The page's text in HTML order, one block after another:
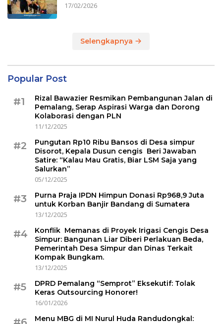
17/02/2026
Selengkapnya
Popular Post
#1
Rizal Bawazier Resmikan Pembangunan Jalan di
Pemalang, Serap Aspirasi Warga dan Dorong
Kolaborasi dengan PLN
11/12/2025
#2
Pungutan Rp10 Ribu Bansos di Desa simpur
Disorot, Kepala Dusun cengis Beri Jawaban
Satire: “Kalau Mau Gratis, Biar LSM Saja yang
Salurkan”
05/12/2025
#3
Purna Praja IPDN Himpun Donasi Rp968,9 Juta
untuk Korban Banjir Bandang di Sumatera
13/12/2025
#4
Konflik Memanas di Proyek Irigasi Cengis Desa
Simpur: Bangunan Liar Diberi Perlakuan Beda,
Pemerintah Desa Simpur dan Dinas Terkait
Kompak Bungkam.
13/12/2025
#5
DPRD Pemalang “Semprot” Eksekutif: Tolak
Keras Outsourcing Honorer!
16/01/2026
Menu MBG di MI Nurul Huda Randudongkal: